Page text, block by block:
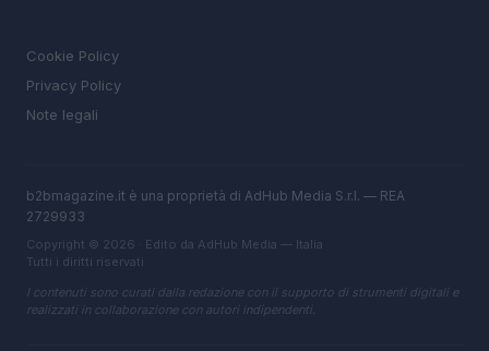
Cookie Policy
Privacy Policy
Note legali
b2bmagazine.it è una proprietà di AdHub Media S.r.l. — REA
2729933
Copyright © 2026 · Edito da AdHub Media — Italia
Tutti i diritti riservati
I contenuti sono curati dalla redazione con il supporto di strumenti digitali e
realizzati in collaborazione con autori indipendenti.